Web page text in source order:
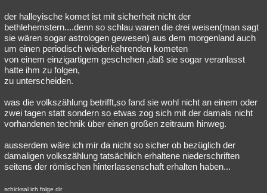
der halleyische komet ist mit sicherheit nicht der
bethlehemstern....denn so schlau waren die drei weisen(man sagt
sie wären sogar astrologen gewesen) aus dem morgenland auch
um einen periodisch wiederkehrenden kometen
von einem einzigartigem geschehen ,daß sie sogar veranlasst
hatte ihm zu folgen,
zu unterscheiden.
was die volkszählung betrifft,so fand sie wohl nicht an einem oder
zwei tagen statt sondern so etwas zog sich mit der damals nicht
vorhandenen technik über einen großen zeitraum hinweg.
ausserdem wäre ich mir da nicht so sicher ob bezüglich der
damaligen volkszählung tatsächlich erhaltene niederschriften
seitens der römischen hinterlassenschaft erhalten haben...
schicksal ich folge dir